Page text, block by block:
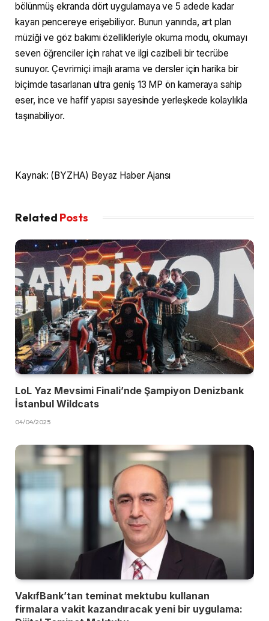
bölünmüş ekranda dört uygulamaya ve 5 adede kadar
kayan pencereye erişebiliyor. Bunun yanında, art plan
müziği ve göz bakımı özellikleriyle okuma modu, okumayı
seven öğrenciler için rahat ve ilgi cazibeli bir tecrübe
sunuyor. Çevrimiçi imajlı arama ve dersler için harika bir
biçimde tasarlanan ultra geniş 13 MP ön kameraya sahip
eser, ince ve hafif yapısı sayesinde yerleşkede kolaylıkla
taşınabiliyor.
Kaynak: (BYZHA) Beyaz Haber Ajansı
Related Posts
LoL Yaz Mevsimi Finali’nde Şampiyon Denizbank
İstanbul Wildcats
04/04/2025
VakıfBank’tan teminat mektubu kullanan
firmalara vakit kazandıracak yeni bir uygulama: